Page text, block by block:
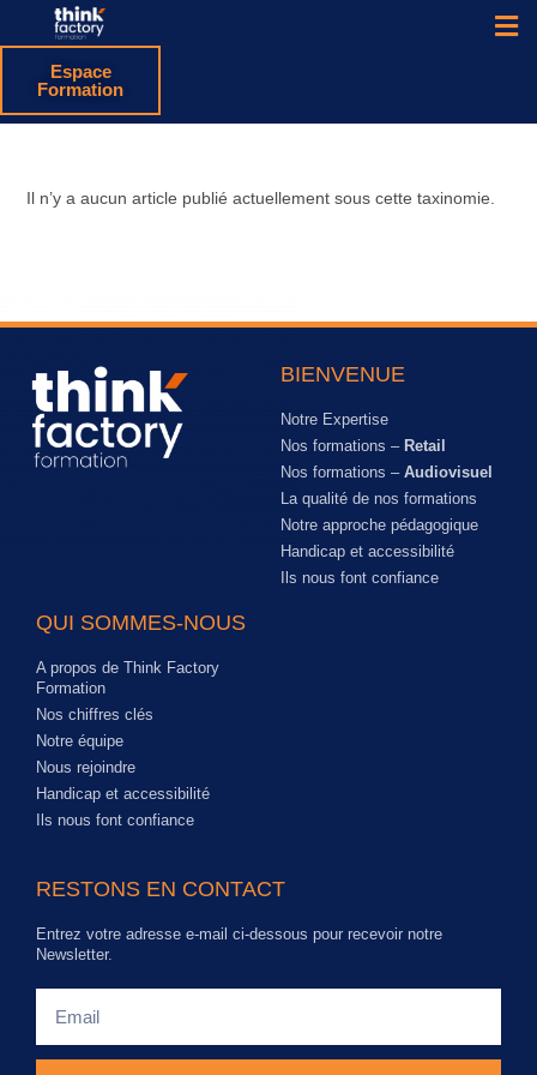
Espace
Formation
Il n’y a aucun article publié actuellement sous cette taxinomie.
BIENVENUE
Notre Expertise
Nos formations – Retail
Nos formations – Audiovisuel
La qualité de nos formations
Notre approche pédagogique
Handicap et accessibilité
Ils nous font confiance
QUI SOMMES-NOUS
A propos de Think Factory
Formation
Nos chiffres clés
Notre équipe
Nous rejoindre
Handicap et accessibilité
Ils nous font confiance
RESTONS EN CONTACT
Entrez votre adresse e-mail ci-dessous pour recevoir notre
Newsletter.